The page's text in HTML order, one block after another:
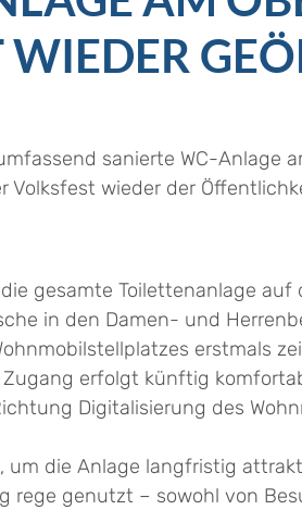
sanierte WC-Anlage
Volksfest wieder der
gesamte Toilettenanlage auf
in den Damen- und
erstmals
erfolgt künftig
Digitalisierung des
um die Anlage langfristig
rege genutzt – sowohl von